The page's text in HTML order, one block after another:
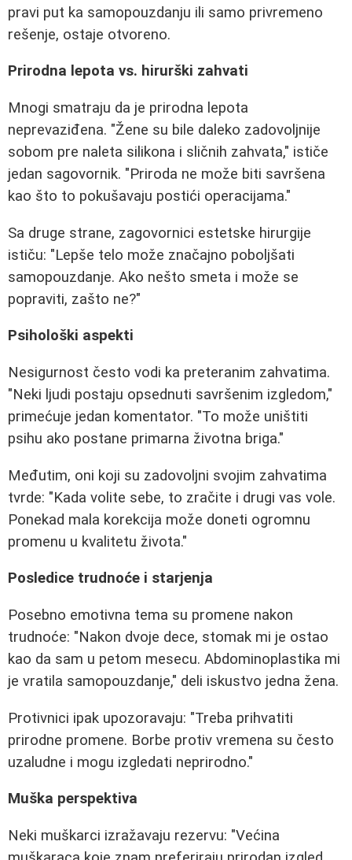
pravi put ka samopouzdanju ili samo privremeno
rešenje, ostaje otvoreno.
Prirodna lepota vs. hirurški zahvati
Mnogi smatraju da je prirodna lepota
neprevaziđena. "Žene su bile daleko zadovoljnije
sobom pre naleta silikona i sličnih zahvata," ističe
jedan sagovornik. "Priroda ne može biti savršena
kao što to pokušavaju postići operacijama."
Sa druge strane, zagovornici estetske hirurgije
ističu: "Lepše telo može značajno poboljšati
samopouzdanje. Ako nešto smeta i može se
popraviti, zašto ne?"
Psihološki aspekti
Nesigurnost često vodi ka preteranim zahvatima.
"Neki ljudi postaju opsednuti savršenim izgledom,"
primećuje jedan komentator. "To može uništiti
psihu ako postane primarna životna briga."
Međutim, oni koji su zadovoljni svojim zahvatima
tvrde: "Kada volite sebe, to zračite i drugi vas vole.
Ponekad mala korekcija može doneti ogromnu
promenu u kvalitetu života."
Posledice trudnoće i starjenja
Posebno emotivna tema su promene nakon
trudnoće: "Nakon dvoje dece, stomak mi je ostao
kao da sam u petom mesecu. Abdominoplastika mi
je vratila samopouzdanje," deli iskustvo jedna žena.
Protivnici ipak upozoravaju: "Treba prihvatiti
prirodne promene. Borbe protiv vremena su često
uzaludne i mogu izgledati neprirodno."
Muška perspektiva
Neki muškarci izražavaju rezervu: "Većina